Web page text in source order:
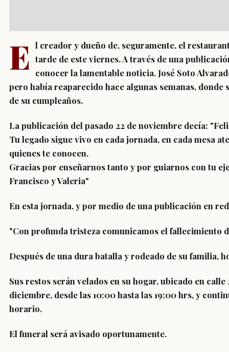
E l creador y dueño de, seguramente, el
tarde de este viernes. A través de una
conocer la lamentable noticia. José Soto
pero había reaparecido hace algunas semanas,
de su cumpleaños.
La publicación del pasado 22 de noviembre decía:
Tu legado sigue vivo en cada jornada, en cada mesa
quienes te conocen.
Gracias por enseñarnos tanto y por guiarnos con tu
Francisco y Valeria"
En esta jornada, y por medio de una publicación en
"Con profunda tristeza comunicamos el fallecimiento
Después de una dura batalla y rodeado de su familia,
Sus restos serán velados en su hogar, ubicado en calle
diciembre, desde las 10:00 hasta las 19:00 hrs, y
horario.
El funeral será avisado oportunamente.